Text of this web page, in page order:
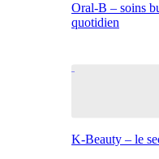
Oral-B – soins
quotidien
K-Beauty – le